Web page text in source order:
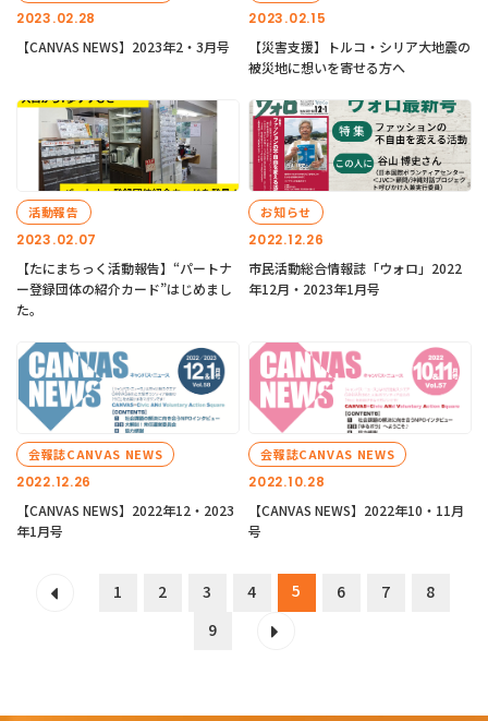
2023.02.28
【CANVAS NEWS】2023年2・3月号
2023.02.15
【災害支援】トルコ・シリア大地震の
被災地に想いを寄せる方へ
2023.02.07
活動報告
【たにまちっく活動報告】“パートナ
ー登録団体の紹介カード”はじめまし
た。
2022.12.26
お知らせ
市民活動総合情報誌「ウォロ」2022
年12月・2023年1月号
2022.12.26
会報誌CANVAS NEWS
【CANVAS NEWS】2022年12・2023
年1月号
2022.10.28
会報誌CANVAS NEWS
【CANVAS NEWS】2022年10・11月
号
1 2 3 4 5 6 7
8
9